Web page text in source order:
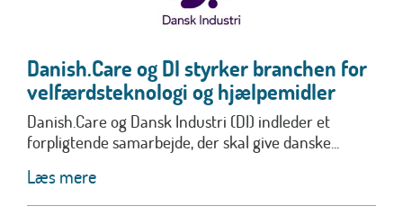
Danish.Care og DI styrker branchen for
velfærdsteknologi og hjælpemidler
Danish.Care og Dansk Industri (DI) indleder et
forpligtende samarbejde, der skal give danske...
Læs mere